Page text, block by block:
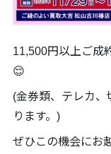
11,500円以上ご成
😌
(金券類、テレカ
ります。)
ぜひこの機会にお